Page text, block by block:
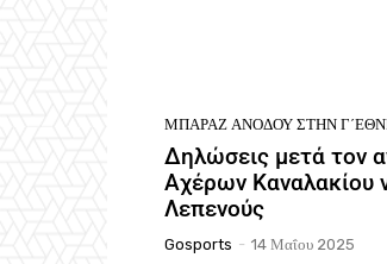
ΜΠΑΡΆΖ ΑΝΌΔΟΥ ΣΤΗΝ
Δηλώσεις μετά τον
Αχέρων Καναλακίου
Λεπενούς
Gosports - 14 Μαΐου 2025